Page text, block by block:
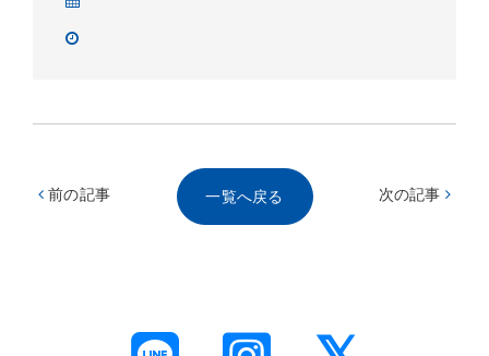
一覧へ戻る
前の記事 次の記事